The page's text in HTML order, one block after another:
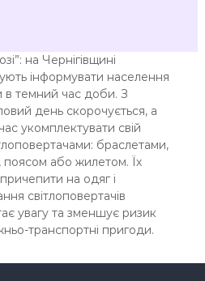
на Чернігівщині
інформувати населення
в темний час доби. З
день скорочується, а
укомплектувати свій
браслетами,
поясом або жилетом. Їх
на одяг і
світлоповертачів
увагу та зменшує ризик
транспортні пригоди.